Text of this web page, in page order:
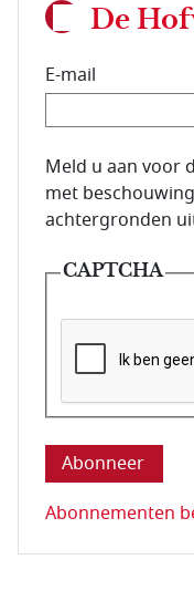
De
E-mail
E-mailadres van
Meld u aan voor
met
achtergronden
CAPTCHA
Deze vraag is
Abonnementen